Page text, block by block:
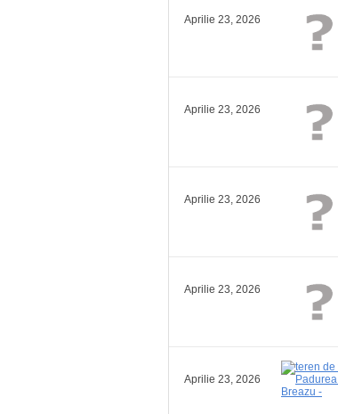
Aprilie 23, 2026
Aprilie 23, 2026
Aprilie 23, 2026
Aprilie 23, 2026
Aprilie 23, 2026